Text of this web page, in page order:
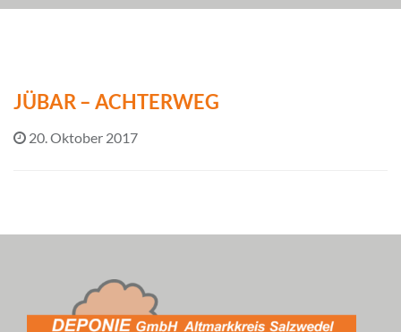
JÜBAR – ACHTERWEG
20. Oktober 2017